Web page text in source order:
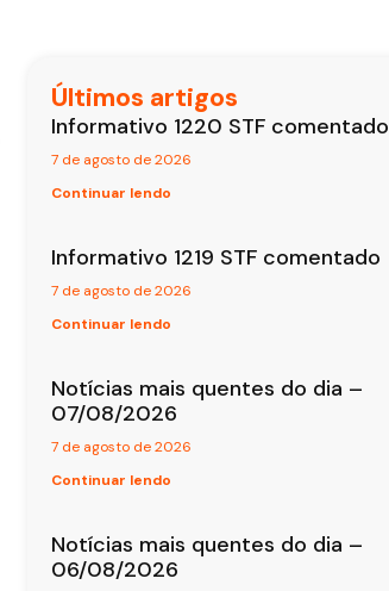
Últimos artigos
Informativo 1220 STF comentado
7 de agosto de 2026
Continuar lendo
Informativo 1219 STF comentado
7 de agosto de 2026
Continuar lendo
Notícias mais quentes do dia –
07/08/2026
7 de agosto de 2026
Continuar lendo
Notícias mais quentes do dia –
06/08/2026